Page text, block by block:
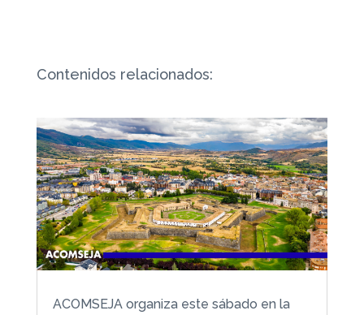
Contenidos relacionados:
ACOMSEJA organiza este sábado en la